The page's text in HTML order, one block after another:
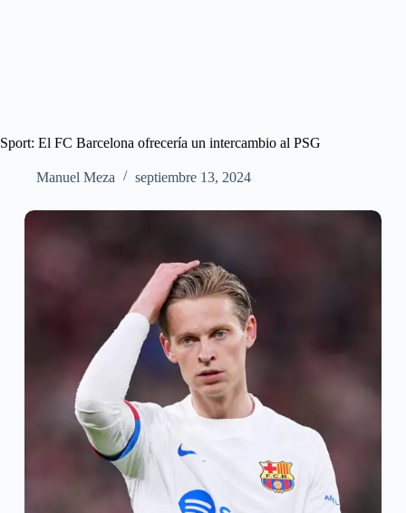
Sport: El FC Barcelona ofrecería un intercambio al PSG
Manuel Meza septiembre 13, 2024